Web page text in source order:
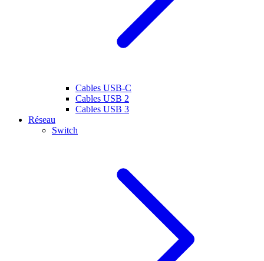
Cables USB-C
Cables USB 2
Cables USB 3
Réseau
Switch